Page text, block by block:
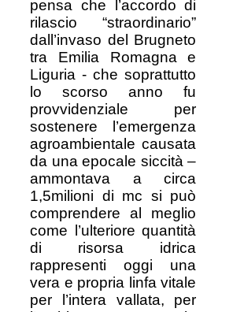
pensa che l’accordo di
rilascio “straordinario”
dall’invaso del Brugneto
tra Emilia Romagna e
Liguria - che soprattutto
lo scorso anno fu
provvidenziale per
sostenere l’emergenza
agroambientale causata
da una epocale siccità –
ammontava a circa
1,5milioni di mc si può
comprendere al meglio
come l’ulteriore quantità
di risorsa idrica
rappresenti oggi una
vera e propria linfa vitale
per l’intera vallata, per